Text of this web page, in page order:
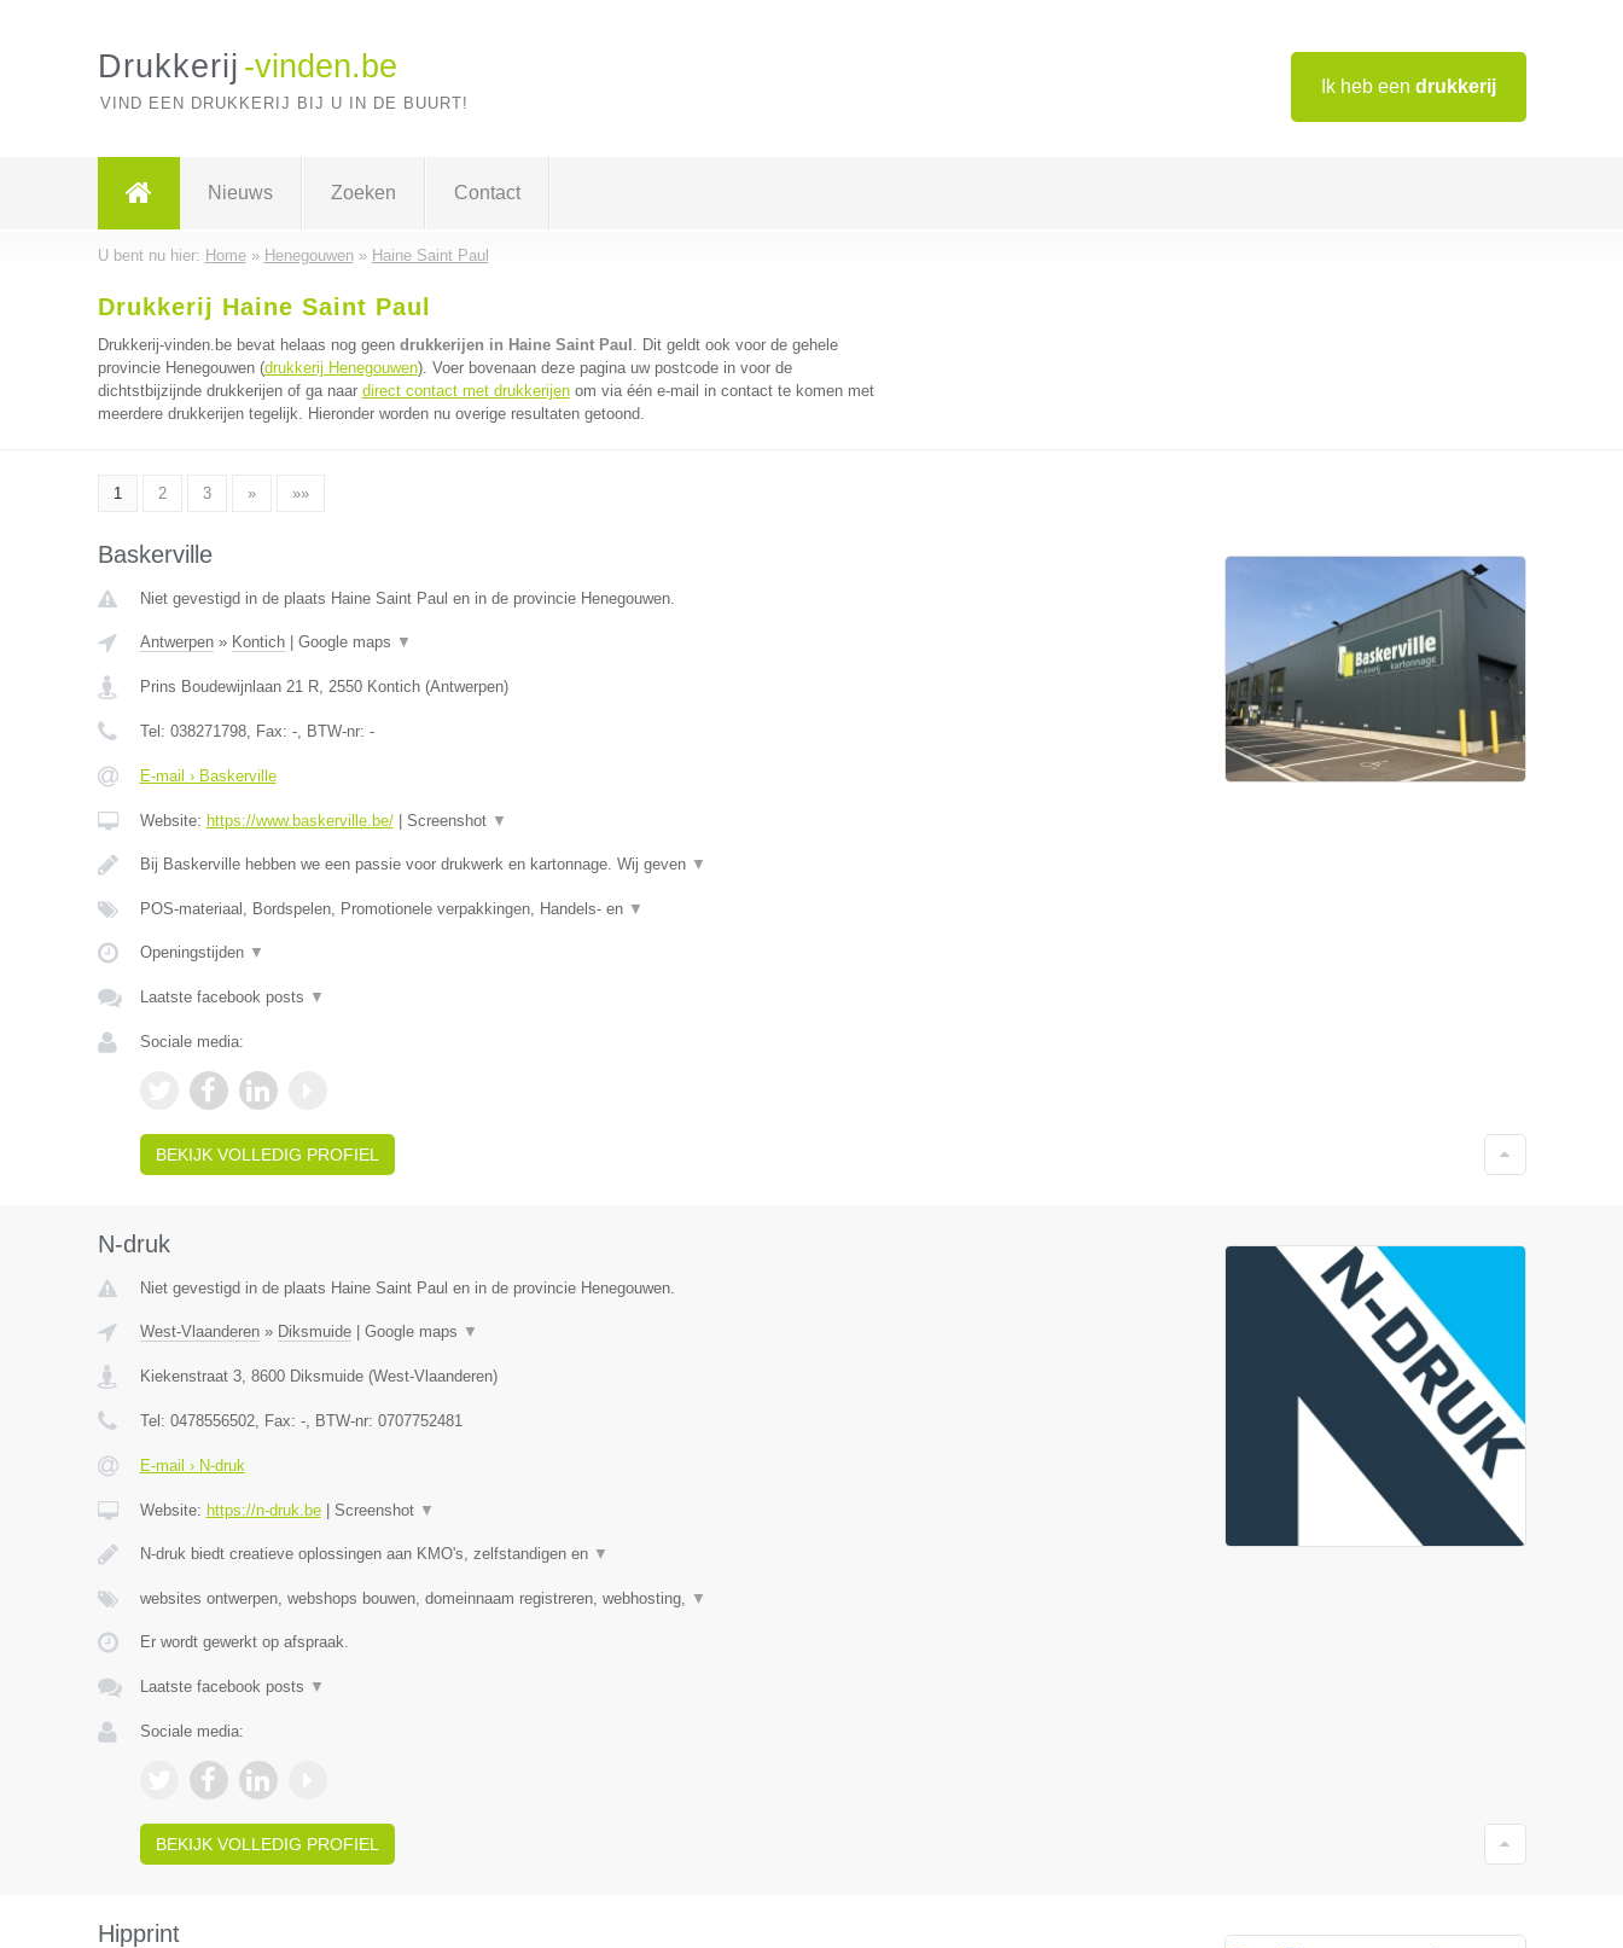
Ik heb een drukkerij
Drukkerij -vinden.be
VIND EEN DRUKKERIJ BIJ U IN DE BUURT!
Nieuws Zoeken Contact
U bent nu hier: Home» Henegouwen» Haine Saint Paul
Drukkerij Haine Saint Paul
Drukkerij-vinden.be bevat helaas nog geen drukkerijen in Haine Saint Paul . Dit geldt ook voor de gehele
provincie Henegouwen (drukkerij Henegouwen). Voer bovenaan deze pagina uw postcode in voor de
dichtstbijzijnde drukkerijen of ga naar direct contact met drukkerijenom via één e-mail in contact te komen met
meerdere drukkerijen tegelijk. Hieronder worden nu overige resultaten getoond.
1 2 3 » »»
Baskerville
Niet gevestigd in de plaats Haine Saint Paul en in de provincie Henegouwen.
Antwerpen» Kontich| Google maps ▼
Prins Boudewijnlaan 21 R, 2550 Kontich(Antwerpen)
Tel: 038271798, Fax: -, BTW-nr: -
E-mail › Baskerville
Website: https://www.baskerville.be/| Screenshot ▼
Bij Baskerville hebben we een passie voor drukwerk en kartonnage. Wij geven ▼
POS-materiaal, Bordspelen, Promotionele verpakkingen, Handels- en ▼
Openingstijden ▼
Laatste facebook posts ▼
Sociale media:
BEKIJK VOLLEDIG PROFIEL
N-druk
Niet gevestigd in de plaats Haine Saint Paul en in de provincie Henegouwen.
West-Vlaanderen» Diksmuide| Google maps ▼
Kiekenstraat 3, 8600 Diksmuide(West-Vlaanderen)
Tel: 0478556502, Fax: -, BTW-nr: 0707752481
E-mail › N-druk
Website: https://n-druk.be| Screenshot ▼
N-druk biedt creatieve oplossingen aan KMO's, zelfstandigen en ▼
websites ontwerpen, webshops bouwen, domeinnaam registreren, webhosting, ▼
Er wordt gewerkt op afspraak.
Laatste facebook posts ▼
Sociale media:
BEKIJK VOLLEDIG PROFIEL
Hipprint